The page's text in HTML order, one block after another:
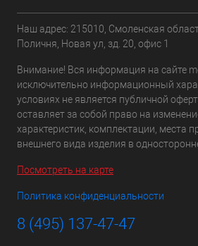
Наш адрес: 215010, Смоленская
Поличня, Новая ул, зд. 20, офис 1
Внимание! Вся информация на сайте
исключительно информационный
условиях не является публичной
оставляет за собой право на
характеристик, комплектации, места
внешнего вида изделия в
Посмотреть на карте
Политика конфиденциальности
8 (495) 137-47-47